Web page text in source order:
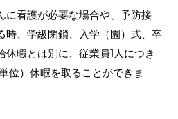
に看護が必要な場合や、予防接
時、学級閉鎖、入学（園）式、卒
暇とは別に、従業員1人につき
位）休暇を取ることができま